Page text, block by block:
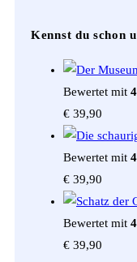
Kennst du schon
Bewertet mit
€ 39,90
Bewertet mit
€ 39,90
Bewertet mit
€ 39,90